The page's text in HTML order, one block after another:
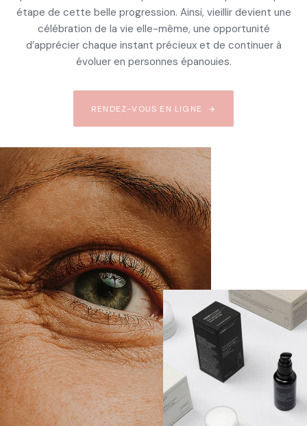
étape de cette belle progression. Ainsi, vieillir devient une
célébration de la vie elle-même, une opportunité
d’apprécier chaque instant précieux et de continuer à
évoluer en personnes épanouies.
RENDEZ-VOUS EN LIGNE